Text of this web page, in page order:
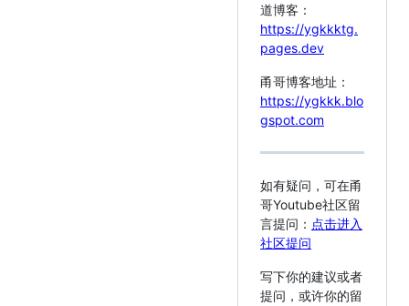
道博客：
https://ygkkktg.
pages.dev
甬哥博客地址：
https://ygkkk.blo
gspot.com
如有疑问，可在甬
哥Youtube社区留
言提问： 点击进入
社区提问
写下你的建议或者
提问，或许你的留